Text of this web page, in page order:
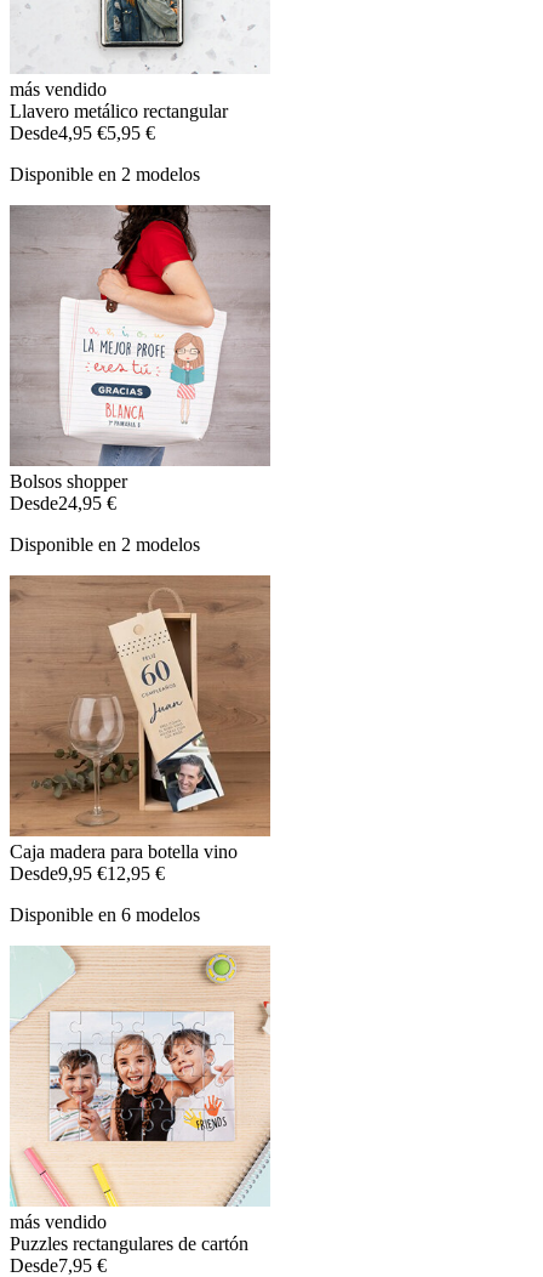
más vendido
Llavero metálico rectangular
Desde4,95 €5,95 €
Disponible en 2 modelos
Bolsos shopper
Desde24,95 €
Disponible en 2 modelos
Caja madera para botella vino
Desde9,95 €12,95 €
Disponible en 6 modelos
más vendido
Puzzles rectangulares de cartón
Desde7,95 €